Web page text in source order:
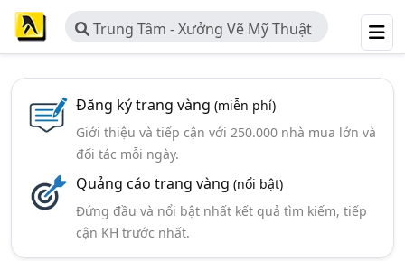
Trung Tâm - Xưởng Vẽ Mỹ Thuật
Đăng ký trang vàng (miễn phí)
Giới thiệu và tiếp cận với 250.000 nhà mua lớn và
đối tác mỗi ngày.
Quảng cáo trang vàng (nổi bật)
Đứng đầu và nổi bật nhất kết quả tìm kiếm, tiếp
cận KH trước nhất.